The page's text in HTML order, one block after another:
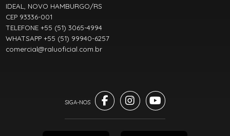
IDEAL, NOVO HAMBURGO/RS
CEP 93336-001
TELEFONE +55 (51) 3065-4994
WHATSAPP +55 (51) 99940-6257
comercial@raluoficial.com.br